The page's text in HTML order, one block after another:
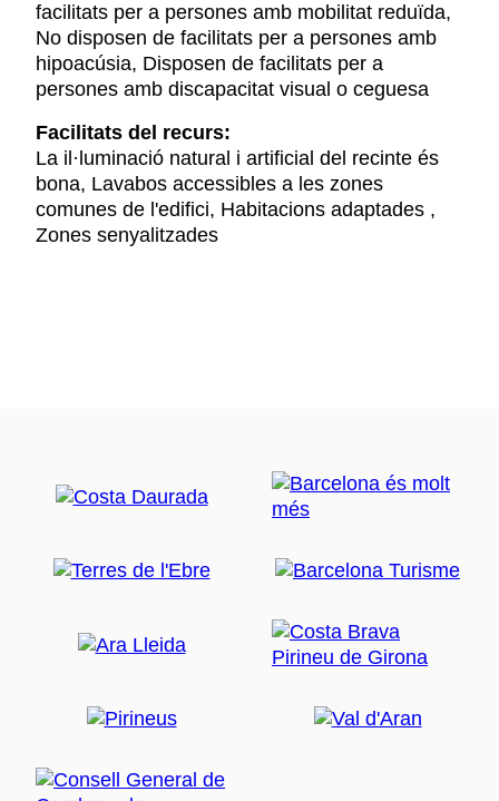
facilitats per a persones amb mobilitat reduïda,
No disposen de facilitats per a persones amb
hipoacúsia, Disposen de facilitats per a
persones amb discapacitat visual o ceguesa
Facilitats del recurs:
La il·luminació natural i artificial del recinte és
bona, Lavabos accessibles a les zones
comunes de l'edifici, Habitacions adaptades ,
Zones senyalitzades